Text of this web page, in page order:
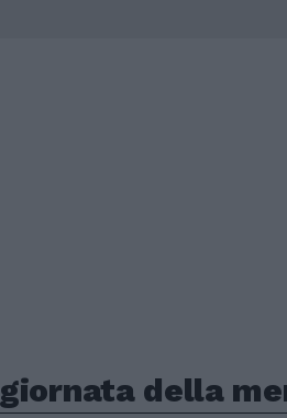
giornata della